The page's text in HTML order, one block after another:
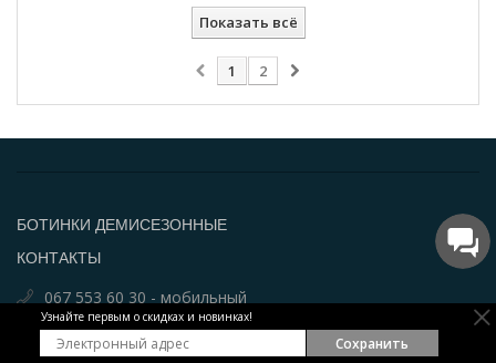
Узнайте первым о скидках и новинках!
Сохранить
Показать всё
1 2
БОТИНКИ ДЕМИСЕЗОННЫЕ
КОНТАКТЫ
067 553 60 30 - мобильный
Email: info@par-a-porter.com